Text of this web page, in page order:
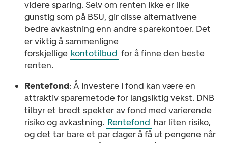
videre sparing. Selv om renten ikke er like
gunstig som på BSU, gir disse alternativene
bedre avkastning enn andre sparekontoer. Det
er viktig å sammenligne
forskjellige kontotilbud for å finne den beste
renten.
Rentefond: Å investere i fond kan være en
attraktiv sparemetode for langsiktig vekst. DNB
tilbyr et bredt spekter av fond med varierende
risiko og avkastning. Rentefond har liten risiko,
og det tar bare et par dager å få ut pengene når